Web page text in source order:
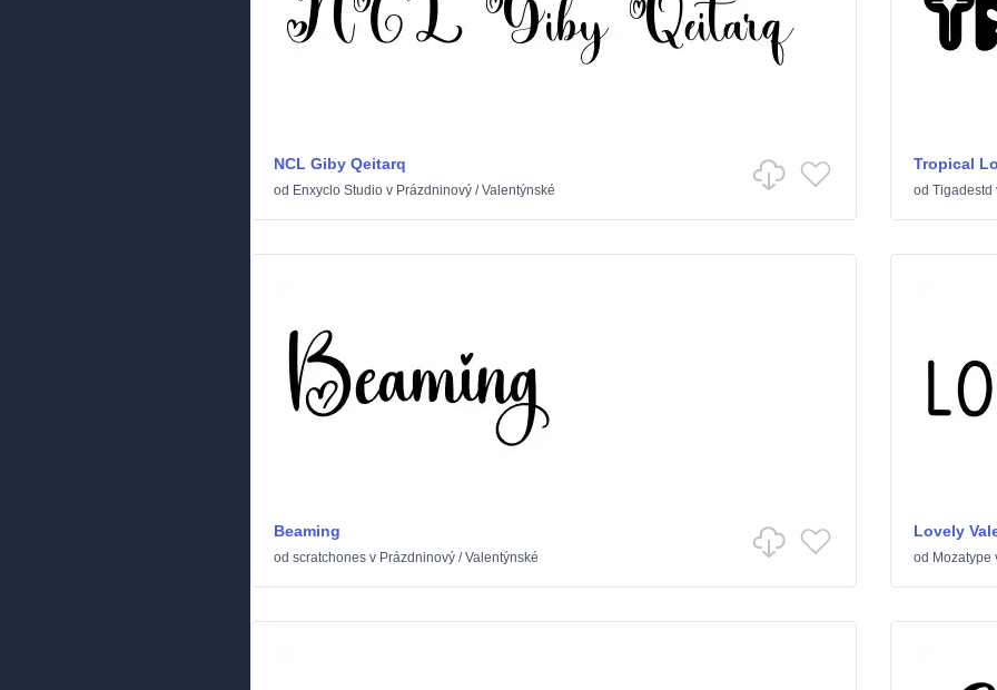
NCL Giby Qeitarq
od Enxyclo Studio v Prázdninový /Valentýnské
Tropical
od Tigadestd
Beaming
od scratchones v Prázdninový /Valentýnské
Lovely
od Mozatype